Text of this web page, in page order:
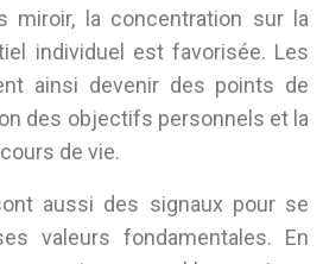
miroir, la concentration sur la
individuel est favorisée. Les
ainsi devenir des points de
des objectifs personnels et la
de vie.
aussi des signaux pour se
valeurs fondamentales. En